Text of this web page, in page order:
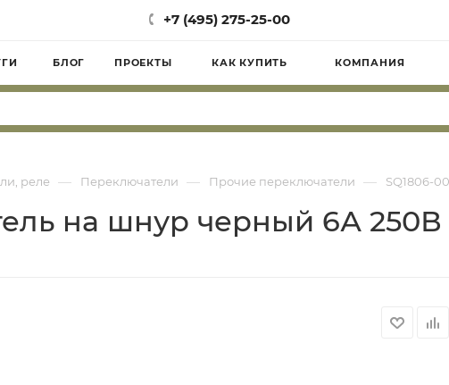
+7 (495) 275-25-00
БЛОГ ПРОЕКТЫ КАК КУПИТЬ КОМПАНИЯ
реле — Переключатели — Прочие переключатели — SQ1806-
на шнур черный 6А 250В